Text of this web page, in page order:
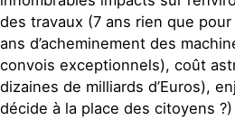
des travaux (7 ans rien que
ans d’acheminement des
convois exceptionnels), coût
dizaines de milliards d’Euros),
décide à la place des citoyens ?)